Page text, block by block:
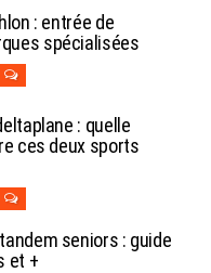
: entrée de
spécialisées
: quelle
ces deux sports
seniors : guide
et +